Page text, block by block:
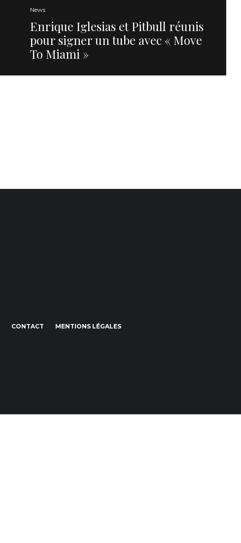
News
Enrique Iglesias et Pitbull réunis
pour signer un tube avec « Move
To Miami »
CONTACT MENTIONS LÉGALES